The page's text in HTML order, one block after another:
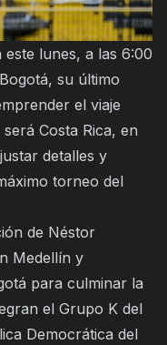
lunes, a las 6:00
su último
el viaje
Costa Rica, en
detalles y
torneo del
de Néstor
Medellín y
para culminar la
el Grupo K del
Democrática del